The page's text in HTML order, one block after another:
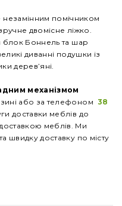
незамінним помічником
двомісне ліжко.
блок Боннель та шар
диванні подушки із
дерев’яні.
механізмом
або за телефоном 38
доставки меблів до
меблів. Ми
швидку доставку по місту